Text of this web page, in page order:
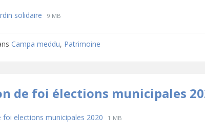
solidaire File
File
9 MB
Campa meddu, Patrimoine
de foi élections municipales
foi elections municipales 2020 File
File
1 MB